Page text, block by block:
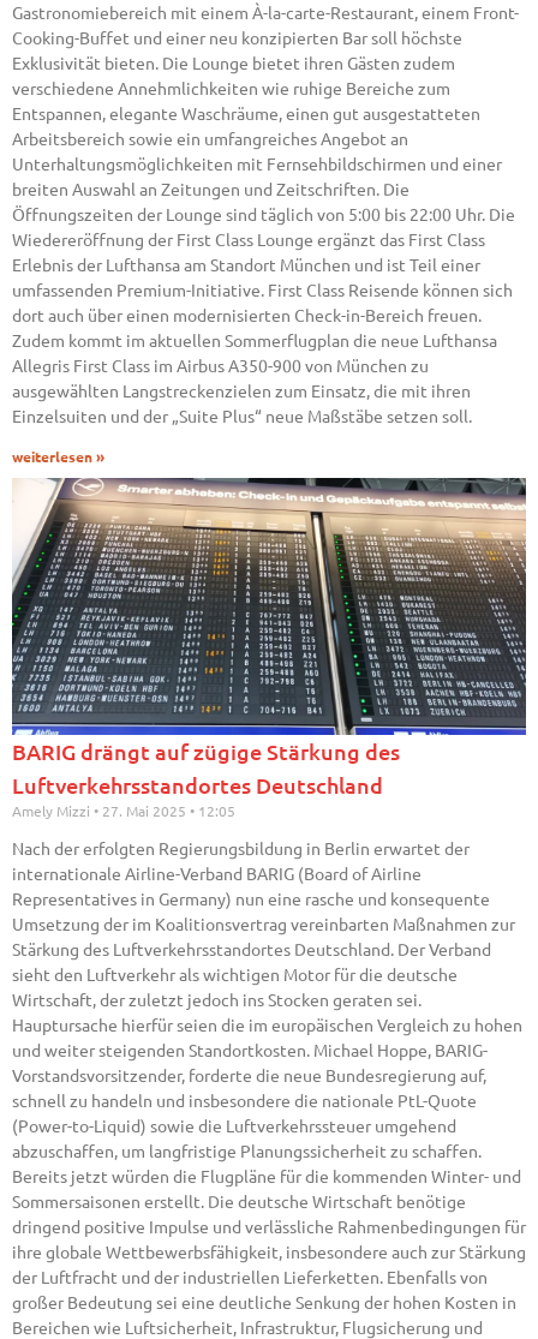
Gastronomiebereich mit einem À-la-carte-Restaurant, einem Front-
Cooking-Buffet und einer neu konzipierten Bar soll höchste
Exklusivität bieten. Die Lounge bietet ihren Gästen zudem
verschiedene Annehmlichkeiten wie ruhige Bereiche zum
Entspannen, elegante Waschräume, einen gut ausgestatteten
Arbeitsbereich sowie ein umfangreiches Angebot an
Unterhaltungsmöglichkeiten mit Fernsehbildschirmen und einer
breiten Auswahl an Zeitungen und Zeitschriften. Die
Öffnungszeiten der Lounge sind täglich von 5:00 bis 22:00 Uhr. Die
Wiedereröffnung der First Class Lounge ergänzt das First Class
Erlebnis der Lufthansa am Standort München und ist Teil einer
umfassenden Premium-Initiative. First Class Reisende können sich
dort auch über einen modernisierten Check-in-Bereich freuen.
Zudem kommt im aktuellen Sommerflugplan die neue Lufthansa
Allegris First Class im Airbus A350-900 von München zu
ausgewählten Langstreckenzielen zum Einsatz, die mit ihren
Einzelsuiten und der „Suite Plus“ neue Maßstäbe setzen soll.
weiterlesen »
BARIG drängt auf zügige Stärkung des
Luftverkehrsstandortes Deutschland
Amely Mizzi 27. Mai 2025 12:05
Nach der erfolgten Regierungsbildung in Berlin erwartet der
internationale Airline-Verband BARIG (Board of Airline
Representatives in Germany) nun eine rasche und konsequente
Umsetzung der im Koalitionsvertrag vereinbarten Maßnahmen zur
Stärkung des Luftverkehrsstandortes Deutschland. Der Verband
sieht den Luftverkehr als wichtigen Motor für die deutsche
Wirtschaft, der zuletzt jedoch ins Stocken geraten sei.
Hauptursache hierfür seien die im europäischen Vergleich zu hohen
und weiter steigenden Standortkosten. Michael Hoppe, BARIG-
Vorstandsvorsitzender, forderte die neue Bundesregierung auf,
schnell zu handeln und insbesondere die nationale PtL-Quote
(Power-to-Liquid) sowie die Luftverkehrssteuer umgehend
abzuschaffen, um langfristige Planungssicherheit zu schaffen.
Bereits jetzt würden die Flugpläne für die kommenden Winter- und
Sommersaisonen erstellt. Die deutsche Wirtschaft benötige
dringend positive Impulse und verlässliche Rahmenbedingungen für
ihre globale Wettbewerbsfähigkeit, insbesondere auch zur Stärkung
der Luftfracht und der industriellen Lieferketten. Ebenfalls von
großer Bedeutung sei eine deutliche Senkung der hohen Kosten in
Bereichen wie Luftsicherheit, Infrastruktur, Flugsicherung und